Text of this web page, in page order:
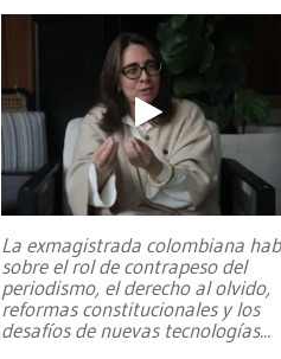
La exmagistrada colombiana
sobre el rol de contrapeso del
periodismo, el derecho al olvido,
reformas constitucionales y los
desafíos de nuevas tecnologías...